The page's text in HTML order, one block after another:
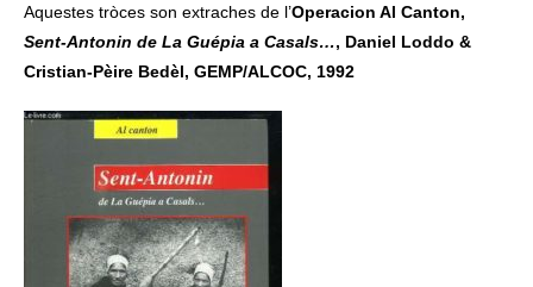
Aquestes tròces son extraches de l’Operacion Al Canton,
Sent-Antonin de La Guépia a Casals…, Daniel Loddo &
Cristian-Pèire Bedèl, GEMP/ALCOC, 1992